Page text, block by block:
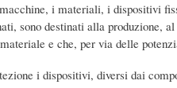
i materiali, i dispositivi
sono destinati alla produzione,
e che, per via delle
i dispositivi, diversi dai